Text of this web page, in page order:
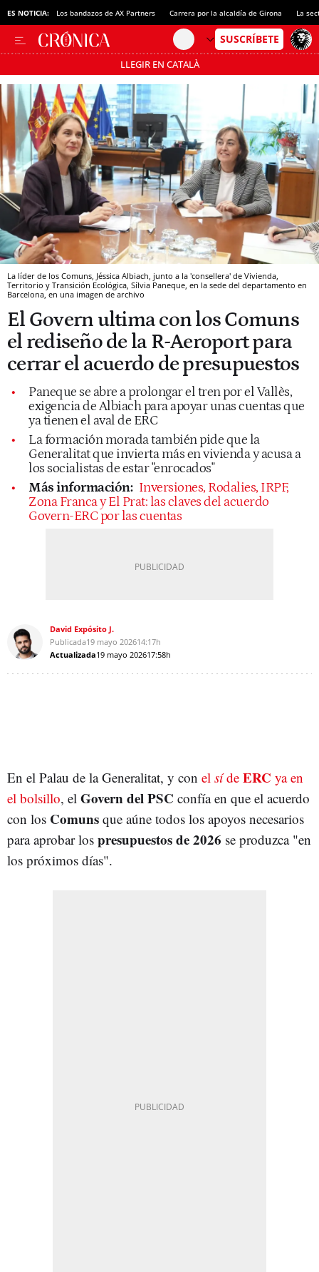
ES NOTICIA: Los bandazos de AX Partners Carrera por la alcaldía de Girona La
LLEGIR EN CATALÀ
Pásate al MODO AHORRO
La líder de los Comuns, Jéssica Albiach, junto a la 'consellera' de Vivienda,
Territorio y Transición Ecológica, Sílvia Paneque, en la sede del departamento en
Barcelona, en una imagen de archivo
El Govern ultima con los Comuns
el rediseño de la R-Aeroport para
cerrar el acuerdo de presupuestos
Paneque se abre a prolongar el tren por el Vallès,
exigencia de Albiach para apoyar unas cuentas que
ya tienen el aval de ERC
La formación morada también pide que la
Generalitat que invierta más en vivienda y acusa a
los socialistas de estar "enrocados"
Más información: Inversiones, Rodalies, IRPF,
Zona Franca y El Prat: las claves del acuerdo
Govern-ERC por las cuentas
David Expósito J.
Publicada19 mayo 202614:17h
Actualizada19 mayo 202617:58h
En el Palau de la Generalitat, y con el síde ERC ya en
el bolsillo, el Govern del PSC confía en que el acuerdo
con los Comuns que aúne todos los apoyos necesarios
para aprobar los presupuestos de 2026 se produzca "en
los próximos días".